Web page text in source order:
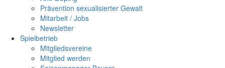
Prävention sexualisierter Gewalt
Mitarbeit / Jobs
Newsletter
Spielbetrieb
Mitgliedsvereine
Mitglied werden